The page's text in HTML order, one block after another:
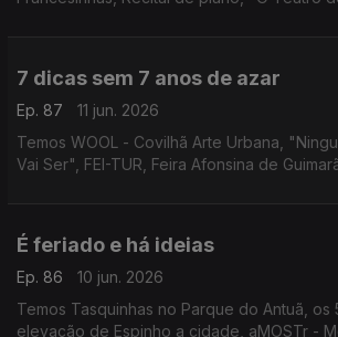
7 dicas sem 7 anos de azar
Ep. 87
11 jun. 2026
Temos WOOL - Covilhã Arte Urbana,
Vai Ser", FEI-TUR, Feira Afonsina de
É feriado e há ideias
Ep. 86
10 jun. 2026
Temos Tasquinhas no Parque do Antuã, os
elevação de Espinho a cidade, aMOSTr -